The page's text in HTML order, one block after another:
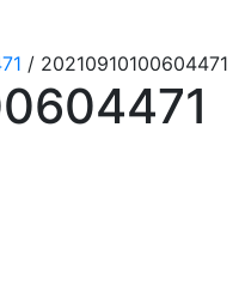
/ 20210910100604471